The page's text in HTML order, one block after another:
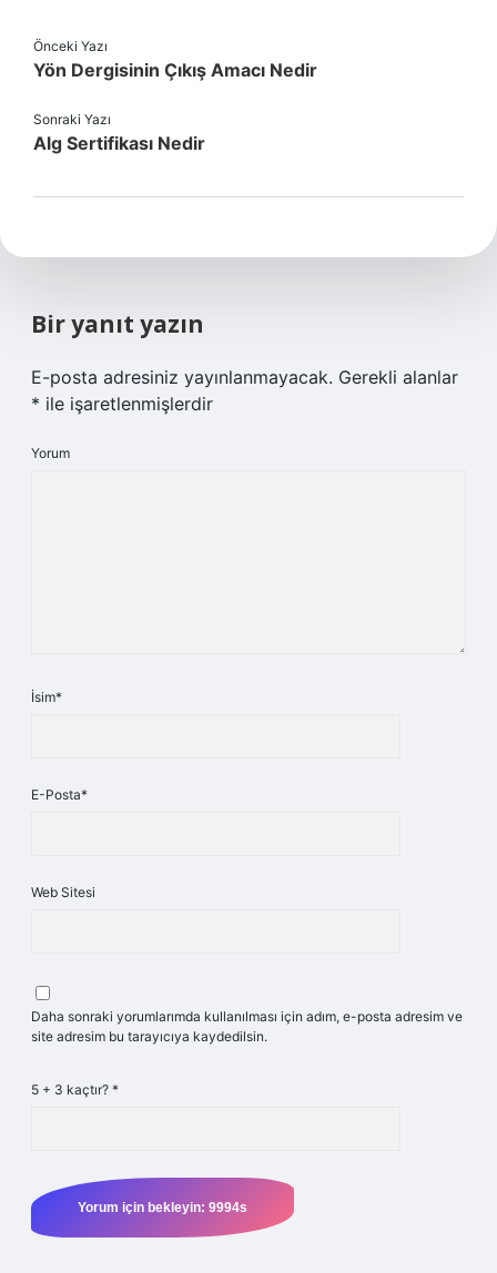
Önceki Yazı
Yön Dergisinin Çıkış Amacı Nedir
Sonraki Yazı
Alg Sertifikası Nedir
Bir yanıt yazın
E-posta adresiniz yayınlanmayacak. Gerekli alanlar
* ile işaretlenmişlerdir
Yorum
İsim*
E-Posta*
Web Sitesi
Daha sonraki yorumlarımda kullanılması için adım, e-posta adresim ve
site adresim bu tarayıcıya kaydedilsin.
5 + 3 kaçtır? *